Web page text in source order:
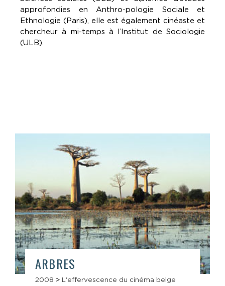
approfondies en Anthro-pologie Sociale et
Ethnologie (Paris), elle est également cinéaste et
chercheur à mi-temps à l’Institut de Sociologie
(ULB).
ARBRES
2008 > L'effervescence du cinéma belge